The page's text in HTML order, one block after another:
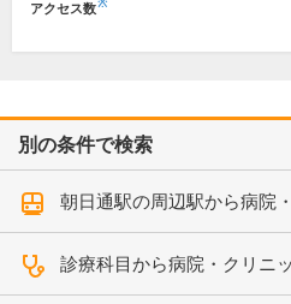
アクセス数※
別の条件で検索
朝日通駅の周辺駅から病院
診療科目から病院・クリニ